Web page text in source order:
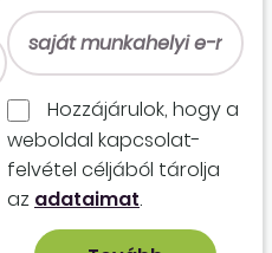
Hozzájárulok, hogy a
weboldal kapcso­lat­
felvétel céljából tárolja
az adataimat.